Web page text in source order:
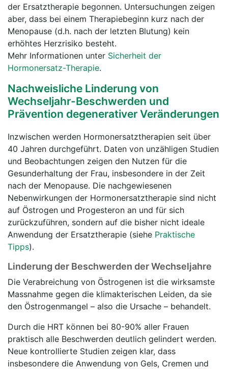
der Ersatztherapie begonnen. Untersuchungen zeigen
aber, dass bei einem Therapiebeginn kurz nach der
Menopause (d.h. nach der letzten Blutung) kein
erhöhtes Herzrisiko besteht.
Mehr Informationen unter Sicherheit der
Hormonersatz-Therapie.
Nachweisliche Linderung von
Wechseljahr-Beschwerden und
Prävention degenerativer Veränderungen
Inzwischen werden Hormonersatztherapien seit über
40 Jahren durchgeführt. Daten von unzähligen Studien
und Beobachtungen zeigen den Nutzen für die
Gesunderhaltung der Frau, insbesondere in der Zeit
nach der Menopause. Die nachgewiesenen
Nebenwirkungen der Hormonersatztherapie sind nicht
auf Östrogen und Progesteron an und für sich
zurückzuführen, sondern auf die bisher nicht ideale
Anwendung der Ersatztherapie (siehe Praktische
Tipps).
Linderung der Beschwerden der Wechseljahre
Die Verabreichung von Östrogenen ist die wirksamste
Massnahme gegen die klimakterischen Leiden, da sie
den Östrogenmangel – also die Ursache – behandelt.
Durch die HRT können bei 80-90% aller Frauen
praktisch alle Beschwerden deutlich gelindert werden.
Neue kontrollierte Studien zeigen klar, dass
insbesondere die Anwendung von Gels, Cremen und